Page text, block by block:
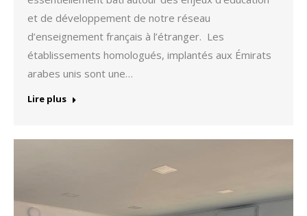
et de développement de notre réseau
d’enseignement français à l’étranger. Les
établissements homologués, implantés aux Émirats
arabes unis sont une…
Lire plus